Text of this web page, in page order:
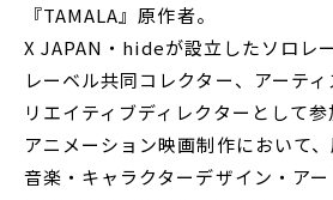
『TAMALA』原作者。
X JAPAN・hideが設立したソロレ
レーベル共同コレクター、アーテ
リエイティブディレクターとして参
アニメーション映画制作において
音楽・キャラクターデザイン・ア